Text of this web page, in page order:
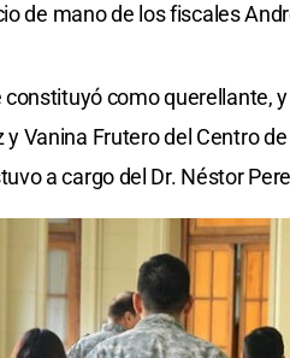
de mano de los fiscales
constituyó como querellante,
y Vanina Frutero del Centro
a cargo del Dr. Néstor